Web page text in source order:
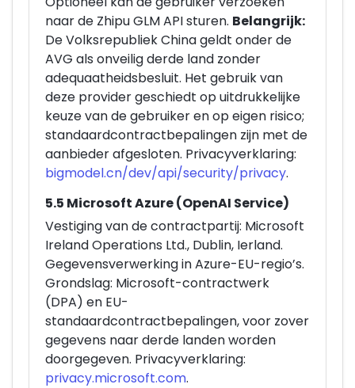
naar de Zhipu GLM API sturen. Belangrijk:
De Volksrepubliek China geldt onder de
AVG als onveilig derde land zonder
adequaatheidsbesluit. Het gebruik van
deze provider geschiedt op uitdrukkelijke
keuze van de gebruiker en op eigen risico;
standaardcontractbepalingen zijn met de
aanbieder afgesloten. Privacyverklaring:
bigmodel.cn/dev/api/security/privacy.
5.5 Microsoft Azure (OpenAI Service)
Vestiging van de contractpartij: Microsoft
Ireland Operations Ltd., Dublin, Ierland.
Gegevensverwerking in Azure-EU-regio’s.
Grondslag: Microsoft-contractwerk
(DPA) en EU-
standaardcontractbepalingen, voor zover
gegevens naar derde landen worden
doorgegeven. Privacyverklaring:
privacy.microsoft.com.